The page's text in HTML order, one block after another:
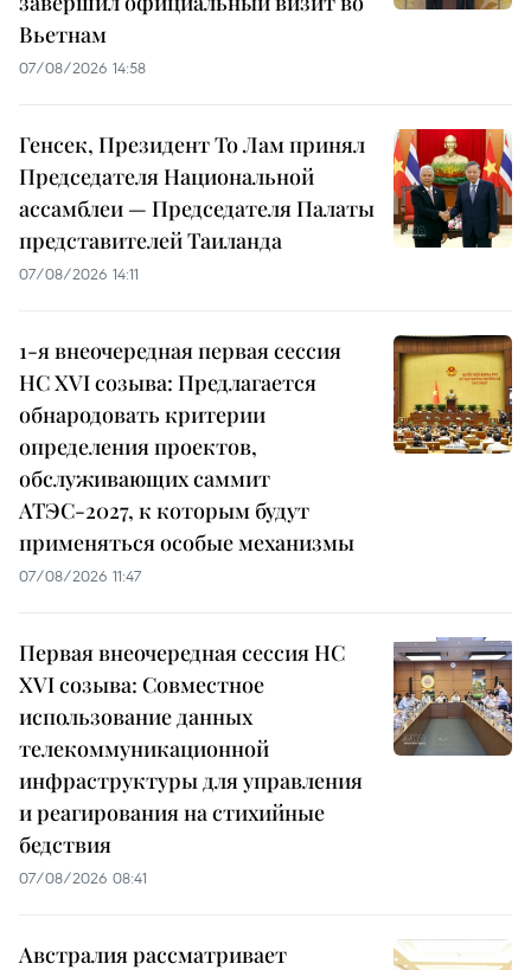
Вьетнам
07/08/2026 14:58
Генсек, Президент То Лам принял
Председателя Национальной
ассамблеи — Председателя Палаты
представителей Таиланда
07/08/2026 14:11
1-я внеочередная первая сессия
НС XVI созыва: Предлагается
обнародовать критерии
определения проектов,
обслуживающих саммит
АТЭС-2027, к которым будут
применяться особые механизмы
07/08/2026 11:47
Первая внеочередная сессия НС
XVI созыва: Совместное
использование данных
телекоммуникационной
инфраструктуры для управления
и реагирования на стихийные
бедствия
07/08/2026 08:41
Австралия рассматривает